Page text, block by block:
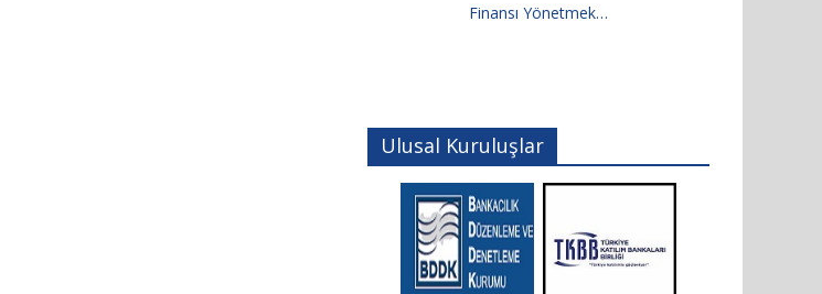
Finansı Yönetmek…
Ulusal Kuruluşlar